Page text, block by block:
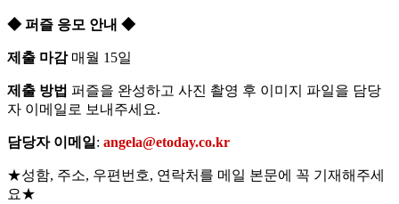
◆ 퍼즐 응모 안내 ◆
제출 마감매월 15일
제출 방법 퍼즐을 완성하고 사진 촬영 후 이미지 파일을 담당
자 이메일로 보내주세요.
담당자 이메일 : angela@etoday.co.kr
★성함, 주소, 우편번호, 연락처를 메일 본문에 꼭 기재해주세
요★